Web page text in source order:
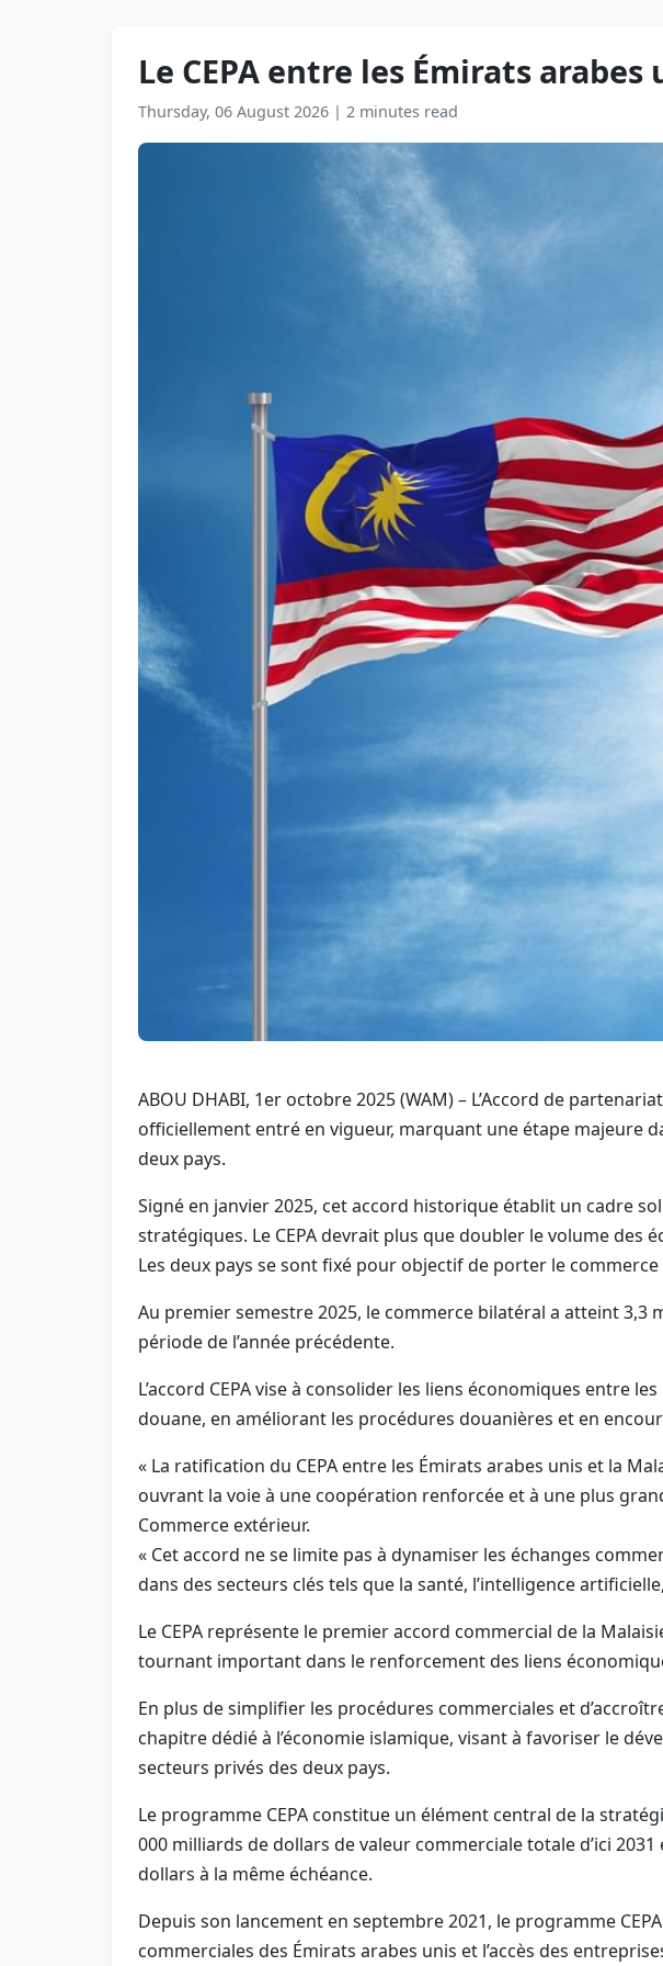
Le CEPA entre les Émirats
Thursday, 06 August 2026 | 2 minutes read
ABOU DHABI, 1er octobre 2025 (WAM) – L’Accord de
officiellement entré en vigueur, marquant une étape majeure
deux pays.
Signé en janvier 2025, cet accord historique établit un cadre
stratégiques. Le CEPA devrait plus que doubler le volume des
Les deux pays se sont fixé pour objectif de porter le
Au premier semestre 2025, le commerce bilatéral a atteint
période de l’année précédente.
L’accord CEPA vise à consolider les liens économiques entre
douane, en améliorant les procédures douanières et en
« La ratification du CEPA entre les Émirats arabes unis et la
ouvrant la voie à une coopération renforcée et à une plus
Commerce extérieur.
« Cet accord ne se limite pas à dynamiser les échanges
dans des secteurs clés tels que la santé, l’intelligence
Le CEPA représente le premier accord commercial de la
tournant important dans le renforcement des liens
En plus de simplifier les procédures commerciales et
chapitre dédié à l’économie islamique, visant à favoriser le
secteurs privés des deux pays.
Le programme CEPA constitue un élément central de la
000 milliards de dollars de valeur commerciale totale d’ici
dollars à la même échéance.
Depuis son lancement en septembre 2021, le programme
commerciales des Émirats arabes unis et l’accès des